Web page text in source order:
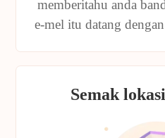
memberitahu anda
e-mel itu datang
Semak